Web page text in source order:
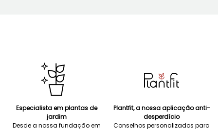
Especialista em plantas de
jardim
Desde a nossa fundação em
Plantfit, a nossa aplicação anti-
desperdício
Conselhos personalizados para